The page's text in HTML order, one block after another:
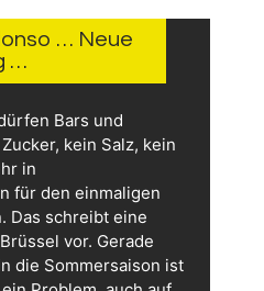
… Neue
…
Bars und
kein Salz, kein
in
für den einmaligen
Das schreibt eine
vor. Gerade
die Sommersaison ist